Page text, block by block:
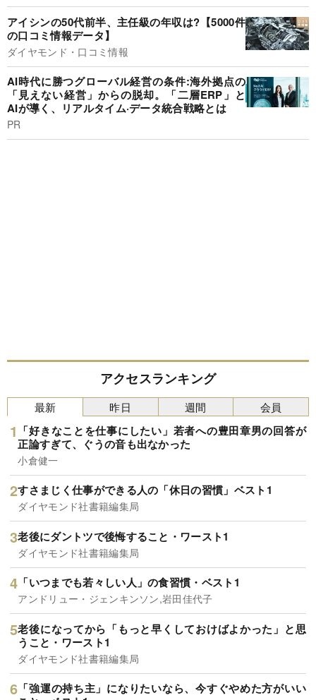
アイシンの50代前半、主任級の年収は?【5000件
の口コミ情報データ】
ダイヤモンド・口コミ情報
AI時代に勝つグローバル経営の条件:海外拠点の
「見えない経営」からの脱却。「二層ERP」と
AIが導く、リアルタイム·データ統合戦略とは
PR
アクセスランキング
最新
「好きなことを仕事にしたい」若者への豊田章男の回答が
正論すぎて、ぐうの音も出なかった
小倉健一
すさまじく仕事ができる人の「休日の習慣」ベスト1
ダイヤモンド社書籍編集局
老後にダントツで後悔すること・ワースト1
ダイヤモンド社書籍編集局
「いつまでも若々しい人」の食習慣・ベスト1
アンドリュー・ジェンキンソン,岩田佳代子
老後になってから「もっと早くしておけばよかった」と思
うこと・ワースト1
ダイヤモンド社書籍編集局
「強運の持ち主」になりたいなら、今すぐやめた方がいい
昨日 週間 会員